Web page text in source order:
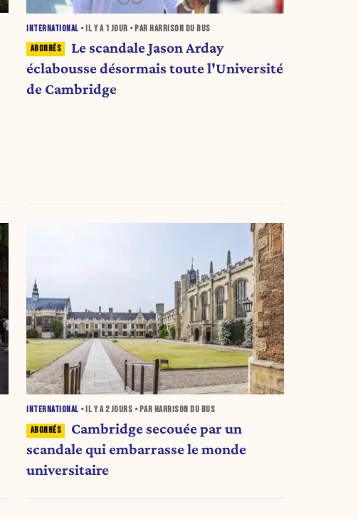
INTERNATIONAL • IL Y A 1 JOUR • PAR HARRISON DU BUS
Le scandale Jason Arday
éclabousse désormais toute l'Université
de Cambridge
INTERNATIONAL • IL Y A2 JOURS • PAR HARRISON DU BUS
Cambridge secouée par un
scandale qui embarrasse le monde
universitaire